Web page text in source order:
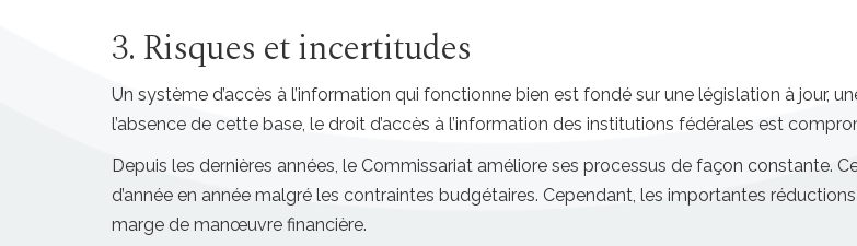
3. Risques et incertitudes
Un système d’accès à l’information qui fonctionne bien est fondé sur une législation à jour,
l’absence de cette base, le droit d’accès à l’information des institutions fédérales est
Depuis les dernières années, le Commissariat améliore ses processus de façon constante.
d’année en année malgré les contraintes budgétaires. Cependant, les importantes
marge de manœuvre financière.